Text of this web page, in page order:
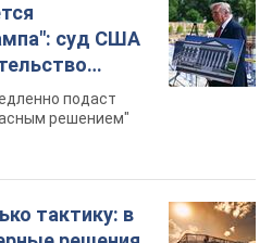
суд США
400 млн
подаст
решением"
тактику: в